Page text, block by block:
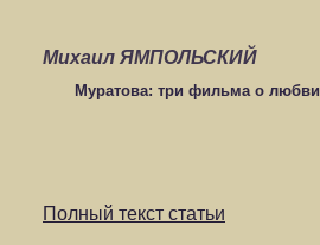
Михаил ЯМПОЛЬСКИЙ
Муратова: три фильма о любви
Полный текст статьи